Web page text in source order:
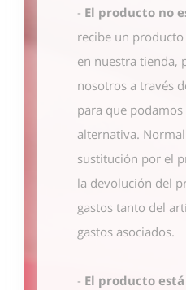
- El producto no
recibe un
en nuestra tienda,
nosotros a través
para que
alternativa.
sustitución por el
la devolución del
gastos tanto del
gastos asociados.
- El producto